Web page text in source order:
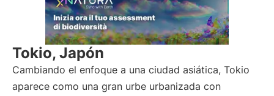
Tokio, Japón
Cambiando el enfoque a una ciudad asiática, Tokio
aparece como una gran urbe urbanizada con